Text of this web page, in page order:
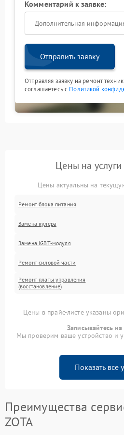
Комментарий к заявке:
Отправить заявку
Отправляя заявку на ремонт
соглашаетесь с Политикой
Цены на
Цены актуальны на
Ремонт блока питания
Замена кулера
Замена IGBT-модуля
Ремонт силовой части
Ремонт платы управления
(восстановление)
Цены в прайс-листе указаны
Записывайтесь
Мы проверим ваше устройство и
Показать все
Преимущества
ZOTA